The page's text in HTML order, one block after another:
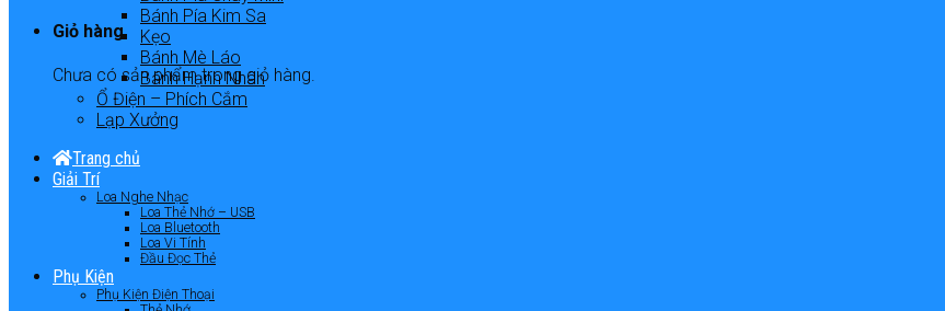
Giỏ hàng
Chưa có sản phẩm trong giỏ hàng.
Bánh Pía Kim Sa
Kẹo
Bánh Mè Láo
Bánh Hạnh Nhân
Ổ Điện – Phích Cắm
Lạp Xưởng
Trang chủ
Giải Trí
Loa Nghe Nhạc
Loa Thẻ Nhớ – USB
Loa Bluetooth
Loa Vi Tính
Đầu Đọc Thẻ
Phụ Kiện
Phụ Kiện Điện Thoại